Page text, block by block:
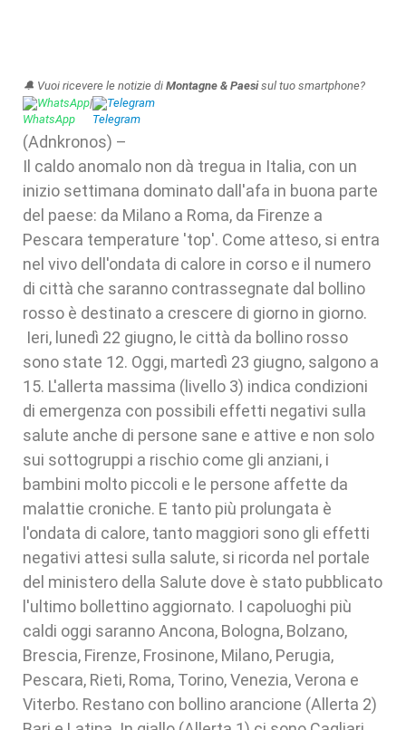
🔔 Vuoi ricevere le notizie di Montagne & Paesisul tuo smartphone?
WhatsApp| Telegram
(Adnkronos) –
Il caldo anomalo non dà tregua in Italia, con un
inizio settimana dominato dall'afa in buona parte
del paese: da Milano a Roma, da Firenze a
Pescara temperature 'top'. Come atteso, si entra
nel vivo dell'ondata di calore in corso e il numero
di città che saranno contrassegnate dal bollino
rosso è destinato a crescere di giorno in giorno.
Ieri, lunedì 22 giugno, le città da bollino rosso
sono state 12. Oggi, martedì 23 giugno, salgono a
15. L'allerta massima (livello 3) indica condizioni
di emergenza con possibili effetti negativi sulla
salute anche di persone sane e attive e non solo
sui sottogruppi a rischio come gli anziani, i
bambini molto piccoli e le persone affette da
malattie croniche. E tanto più prolungata è
l'ondata di calore, tanto maggiori sono gli effetti
negativi attesi sulla salute, si ricorda nel portale
del ministero della Salute dove è stato pubblicato
l'ultimo bollettino aggiornato. I capoluoghi più
caldi oggi saranno Ancona, Bologna, Bolzano,
Brescia, Firenze, Frosinone, Milano, Perugia,
Pescara, Rieti, Roma, Torino, Venezia, Verona e
Viterbo. Restano con bollino arancione (Allerta 2)